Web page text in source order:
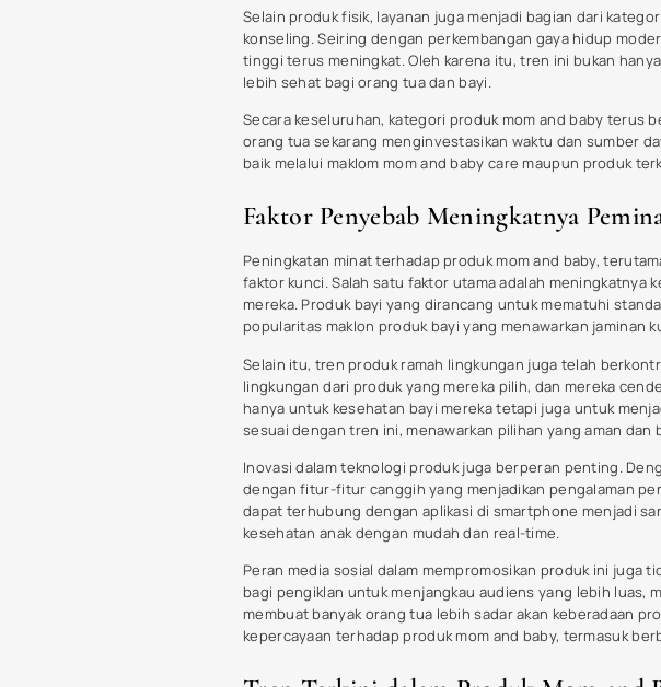
Dalam beberapa tahun terakhir, pasar produk mom and
inovasi dan perubahan preferensi orang tua. Produk
aspek keamanan, keberlanjutan, dan keberagaman. Salah
ramah lingkungan. Orang tua cenderung memilih maklon
Di samping tren keberlanjutan, teknologi juga memainkan
memantau kesehatan dan perkembangan bayi semakin
antara kebutuhan orang tua dan teknologi terkini.
bahan kimia berbahaya. Merek-merek terkemuka seperti
mengedepankan kesehatan dan keselamatan. Dalam hal
menjadi sorotan utama para orang tua. Dengan terus
cermat dalam memilih yang terbaik bagi buah hati mereka,
Tips Memilih Produk Mom and Baby
Memilih produk mom and baby yang tepat adalah langkah
yang paling sesuai untuk kebutuhan bayi dan ibu. Berikut
Hal pertama yang perlu diperhatikan adalah keamanan
dari lembaga yang berwenang. Produk seperti
seperti paraben, phthalates, dan sulfat.
Kedua, perhatikan kualitas dan efektivitas produk yang
bagaimana produk tersebut bekerja dalam keadaan nyata.
berharga.